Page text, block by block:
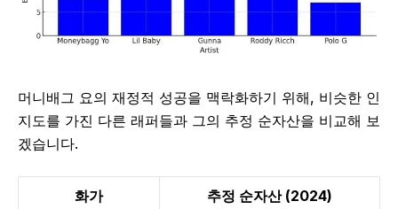
머니배그 요의 재정적 성공을 맥락화하기 위해, 비슷한 인
지도를 가진 다른 래퍼들과 그의 추정 순자산을 비교해 보
겠습니다.
화가 추정 순자산 (2024)